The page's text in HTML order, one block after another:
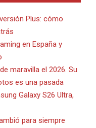
Plus: cómo
en España y
maravilla el 2026. Su
es una pasada
Galaxy S26 Ultra,
para siempre